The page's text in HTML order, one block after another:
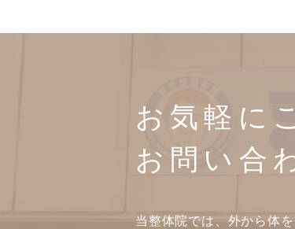
お気軽に
お問い合
当整体院では、外から体